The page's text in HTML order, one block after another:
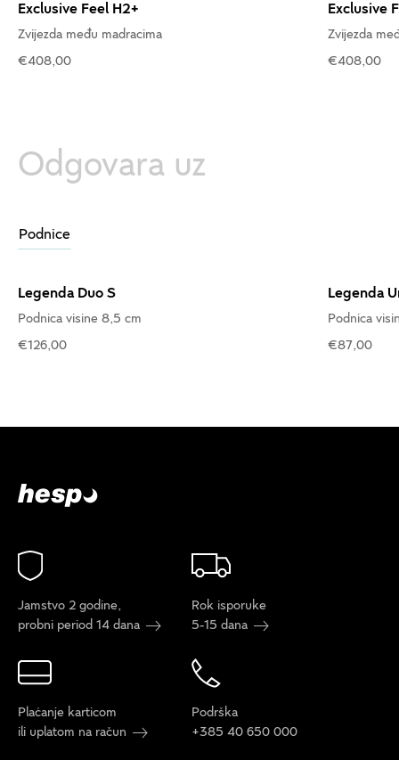
Exclusive Feel H2+
Zvijezda među madracima
€408,00
Exclusive
Zvijezda
€408,00
Odgovara uz
Podnice
Legenda Duo S
Podnica visine 8,5 cm
€126,00
Legenda
Podnica
€87,00
Jamstvo 2 godine,
probni period 14 dana
Rok isporuke
5-15 dana
Plaćanje karticom
ili uplatom na račun
Podrška
+385 40 650 000